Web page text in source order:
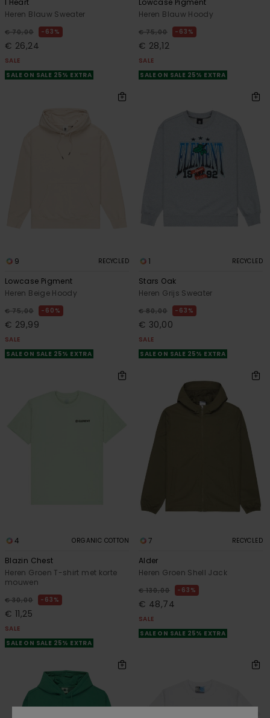
I Heart
Heren Blauw Sweater
€ 70,00 63%
€ 26,24
SALE
SALE ON SALE 25% EXTRA
Lowcase Pigment
Heren Blauw Hoody
€ 75,00 63%
€ 28,12
SALE
SALE ON SALE 25% EXTRA
9 RECYCLED
Lowcase Pigment
Heren Beige Hoody
€ 75,00 60%
€ 29,99
SALE
SALE ON SALE 25% EXTRA
1 RECYCLED
Stars Oak
Heren Grijs Sweater
€ 80,00 63%
€ 30,00
SALE
SALE ON SALE 25% EXTRA
4 ORGANIC COTTON
Blazin Chest
Heren Groen T-shirt met korte
mouwen
€ 30,00 63%
€ 11,25
SALE
SALE ON SALE 25% EXTRA
7 RECYCLED
Alder
Heren Groen Shell Jack
€ 130,00 63%
€ 48,74
SALE
SALE ON SALE 25% EXTRA